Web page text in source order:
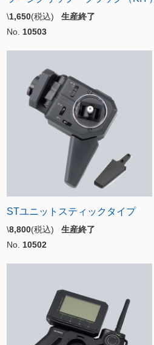
\1,650(税込) 生産終了
No. 10503
STユニットスティックタイプ
\8,800(税込) 生産終了
No. 10502